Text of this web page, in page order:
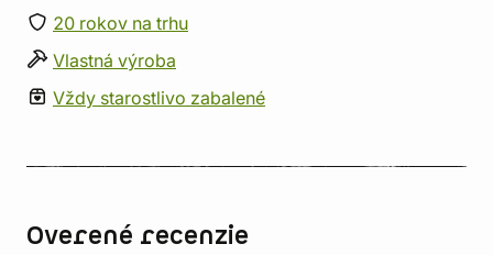
20 rokov na trhu
Vlastná výroba
Vždy starostlivo zabalené
Overené recenzie